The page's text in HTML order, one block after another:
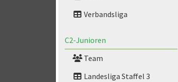
Verbandsliga
C2-Junioren
Team
Landesliga Staffel 3